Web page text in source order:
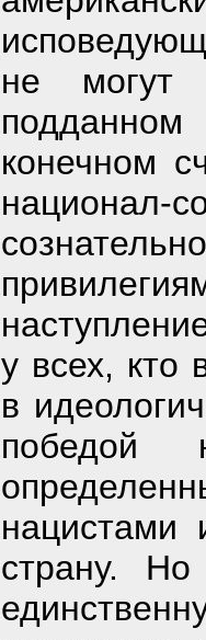
не могут
конечном
у всех, кто
в
победой
нацистами
страну.